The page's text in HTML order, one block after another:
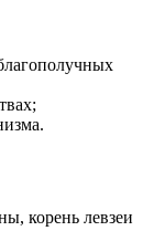
корень левзеи